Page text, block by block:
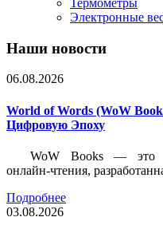
Термометры
Электронные
Наши новости
06.08.2026
World of Words (WoW
Цифровую Эпоху
WoW Books — это
онлайн-чтения,
Подробнее
03.08.2026